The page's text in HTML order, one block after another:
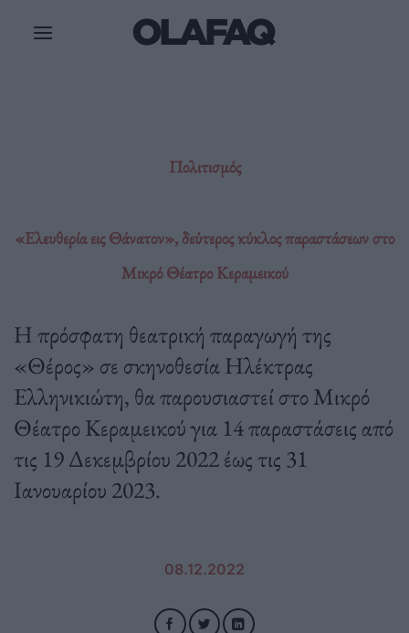
Πολιτισμός
«Ελευθερία εις Θάνατον», δεύτερος κύκλος παραστάσεων στο
Μικρό Θέατρο Κεραμεικού
Η πρόσφατη θεατρική παραγωγή της
«Θέρος» σε σκηνοθεσία Ηλέκτρας
Ελληνικιώτη, θα παρουσιαστεί στο Μικρό
Θέατρο Κεραμεικού για 14 παραστάσεις από
τις 19 Δεκεμβρίου 2022 έως τις 31
Ιανουαρίου 2023.
08.12.2022